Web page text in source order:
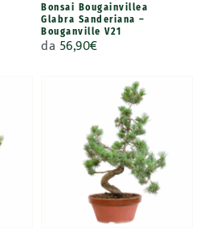
Bonsai Bougainvillea
Glabra Sanderiana –
Bouganville V21
da 56,90€